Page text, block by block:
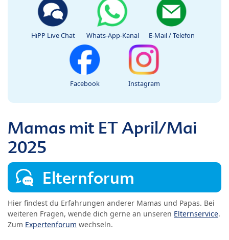
HiPP Live Chat Whats-App-Kanal E-Mail / Telefon
Facebook Instagram
Mamas mit ET April/Mai
2025
Elternforum
Hier findest du Erfahrungen anderer Mamas und Papas. Bei
weiteren Fragen, wende dich gerne an unseren Elternservice.
Zum Expertenforum wechseln.